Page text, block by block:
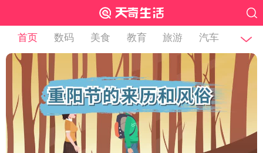
首页 数码 美食 教育 旅游 汽车